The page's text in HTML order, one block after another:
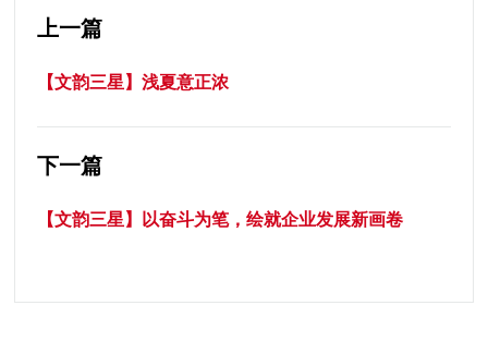
上一篇
【文韵三星】浅夏意正浓
下一篇
【文韵三星】以奋斗为笔，绘就企业发展新画卷